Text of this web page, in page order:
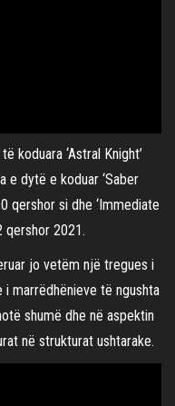
koduara ‘Astral Knight’
e dytë e koduar ‘Saber
qershor si dhe ‘Immediate
qershor 2021.
jo vetëm një tregues i
marrëdhënieve të ngushta
shumë dhe në aspektin
në strukturat ushtarake.